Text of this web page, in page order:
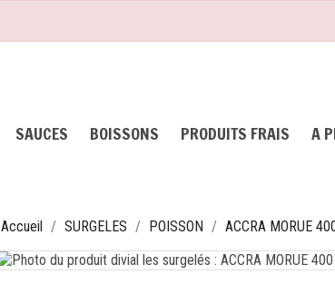
SAUCES BOISSONS PRODUITS FRAIS A
Accueil SURGELES POISSON ACCRA MORUE